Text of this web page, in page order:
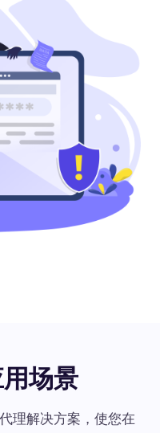
用场景
理解决方案，使您在